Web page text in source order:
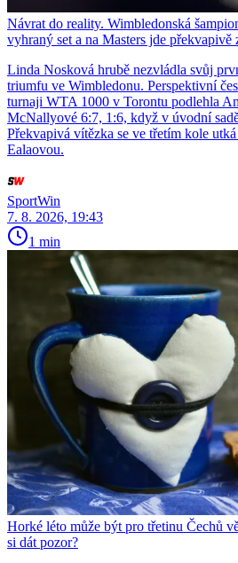
Návrat do reality. Wimbledonská
vyhraný set a na Masters jde překvapivě
Linda Nosková hrubě nezvládla svůj
triumfu ve Wimbledonu. Perspektivní
turnaji WTA 1000 v Torontu podlehla
McNallyové 6:7, 1:6, když v úvodní
Překvapivá vítězka se ve třetím kole
Ealaovou.
SportWin
7. 8. 2026, 19:43
1 min
Horké léto může být pro třetinu Čechů
si dát pozor?